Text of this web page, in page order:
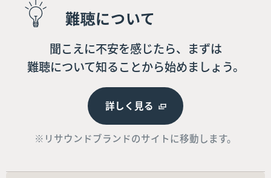
難聴について
聞こえに不安を感じたら、まずは
難聴について知ることから始めましょう。
詳しく見る
※リサウンドブランドのサイトに移動します。